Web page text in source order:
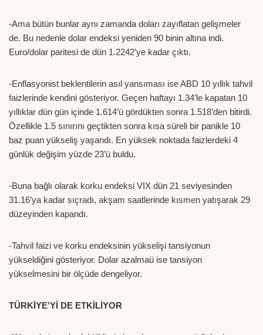
-Ama bütün bunlar aynı zamanda doları zayıflatan gelişmeler
de. Bu nedenle dolar endeksi yeniden 90 binin altına indi.
Euro/dolar paritesi de dün 1.2242’ye kadar çıktı.
-Enflasyonist beklentilerin asıl yansıması ise ABD 10 yıllık tahvil
faizlerinde kendini gösteriyor. Geçen haftayı 1.34’le kapatan 10
yıllıklar dün gün içinde 1.614’ü gördükten sonra 1.518’den bitirdi.
Özellikle 1.5 sınırını geçtikten sonra kısa süreli bir panikle 10
baz puan yükseliş yaşandı. En yüksek noktada faizlerdeki 4
günlük değişim yüzde 23’ü buldu.
-Buna bağlı olarak korku endeksi VIX dün 21 seviyesinden
31.16’ya kadar sıçradı, akşam saatlerinde kısmen yatışarak 29
düzeyinden kapandı.
-Tahvil faizi ve korku endeksinin yükselişi tansiyonun
yükseldiğini gösteriyor. Dolar azalmaü ise tansiyon
yükselmesini bir ölçüde dengeliyor.
TÜRKİYE’Yİ DE ETKİLİYOR